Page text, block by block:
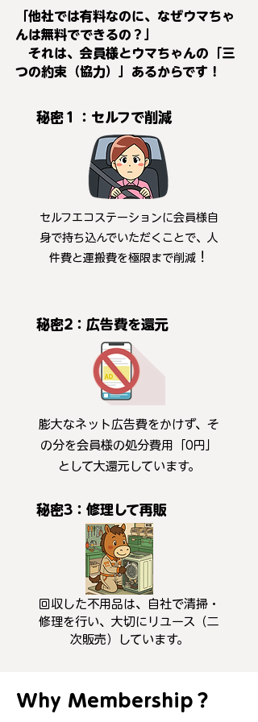
「他社では有料なのに、なぜウマちゃ
んは無料でできるの？」
それは、会員様とウマちゃんの「三
つの約束（協力）」あるからです！
秘密１：セルフで削減
セルフエコステーションに会員様自
身で持ち込んでいただくことで、人
件費と運搬費を極限まで削減！
秘密2：広告費を還元
膨大なネット広告費をかけず、そ
の分を会員様の処分費用「0円」
として大還元しています。
秘密3：修理して再販
回収した不用品は、自社で清掃・
修理を行い、大切にリユース（二
次販売）しています。
Why Membership？